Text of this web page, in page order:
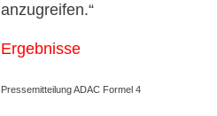
anzugreifen.“
Ergebnisse
Pressemitteilung ADAC Formel 4